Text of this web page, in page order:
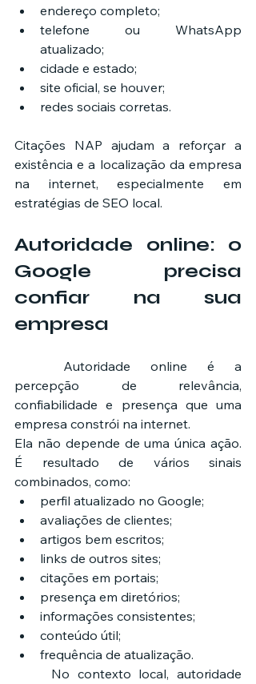
endereço completo;
telefone ou WhatsApp
atualizado;
cidade e estado;
site oficial, se houver;
redes sociais corretas.
Citações NAP ajudam a reforçar a
existência e a localização da empresa
na internet, especialmente em
estratégias de SEO local.
Autoridade online: o
Google precisa
confiar na sua
empresa
percepção de relevância,
confiabilidade e presença que uma
empresa constrói na internet.
Ela não depende de uma única ação.
É resultado de vários sinais
combinados, como:
perfil atualizado no Google;
avaliações de clientes;
artigos bem escritos;
links de outros sites;
citações em portais;
presença em diretórios;
informações consistentes;
conteúdo útil;
frequência de atualização.